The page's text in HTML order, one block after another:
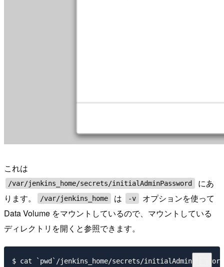
これは
/var/jenkins_home/secrets/initialAdminPassword
にあ
ります。
/var/jenkins_home は -v
オプションを使って
Data Volume をマウントしているので、マウントしている
ディレクトリを開くと参照できます。
$ cat `pwd`/jenkins_home/secrets/initialAdminPassword